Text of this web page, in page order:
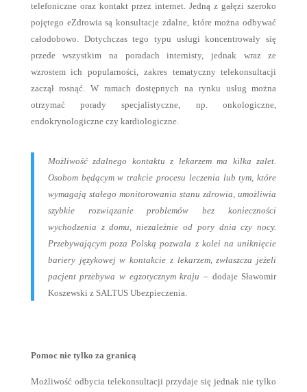
telefoniczne oraz kontakt przez internet. Jedną z gałęzi szeroko
pojętego eZdrowia są konsultacje zdalne, które można odbywać
całodobowo. Dotychczas tego typu usługi koncentrowały się
przede wszystkim na poradach internisty, jednak wraz ze
wzrostem ich popularności, zakres tematyczny telekonsultacji
zaczął rosnąć. W ramach dostępnych na rynku usług można
otrzymać porady specjalistyczne, np. onkologiczne,
endokrynologiczne czy kardiologiczne.
Możliwość zdalnego kontaktu z lekarzem ma kilka zalet.
Osobom będącym w trakcie procesu leczenia lub tym, które
wymagają stałego monitorowania stanu zdrowia, umożliwia
szybkie rozwiązanie problemów bez konieczności
wychodzenia z domu, niezależnie od pory dnia czy nocy.
Przebywającym poza Polską pozwala z kolei na uniknięcie
bariery językowej w kontakcie z lekarzem, zwłaszcza jeżeli
pacjent przebywa w egzotycznym kraju – dodaje Sławomir
Koszewski z SALTUS Ubezpieczenia.
Pomoc nie tylko za granicą
Możliwość odbycia telekonsultacji przydaje się jednak nie tylko